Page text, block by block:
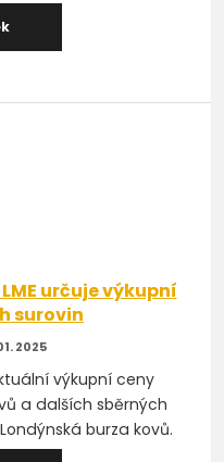
určuje výkupní
surovin
2025
výkupní ceny
a dalších sběrných
burza kovů.